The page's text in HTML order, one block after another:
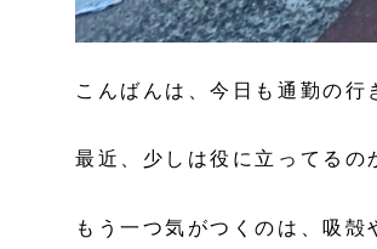
こんばんは、今日も通勤の行
最近、少しは役に立ってるの
もう一つ気がつくのは、吸